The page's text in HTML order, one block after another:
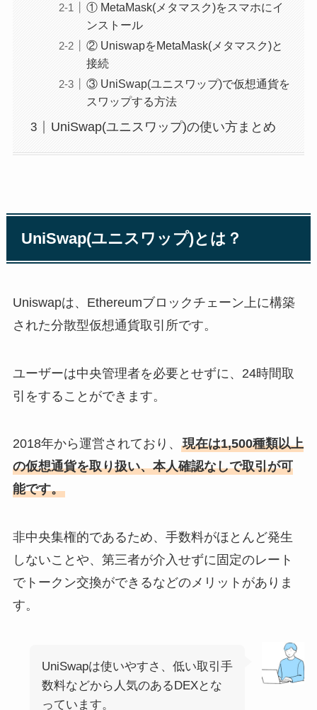
① MetaMask(メタマスク)をスマホにイ
ンストール
② UniswapをMetaMask(メタマスク)と
接続
③ UniSwap(ユニスワップ)で仮想通貨を
スワップする方法
UniSwap(ユニスワップ)の使い方まとめ
UniSwap(ユニスワップ)とは？
Uniswapは、Ethereumブロックチェーン上に構築
された分散型仮想通貨取引所です。
ユーザーは中央管理者を必要とせずに、24時間取
引をすることができます。
2018年から運営されており、 現在は1,500種類以上
の仮想通貨を取り扱い、本人確認なしで取引が可
能です。
非中央集権的であるため、手数料がほとんど発生
しないことや、第三者が介入せずに固定のレート
でトークン交換ができるなどのメリットがありま
す。
UniSwapは使いやすさ、低い取引手
数料などから人気のあるDEXとな
っています。